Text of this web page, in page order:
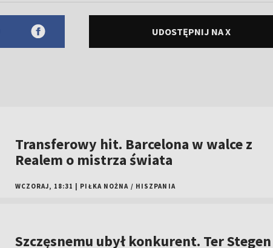
UDOSTĘPNIJ NA X
Transferowy hit. Barcelona w walce z
Realem o mistrza świata
WCZORAJ, 18:31 PIŁKA NOŻNA / HISZPANIA
Szczęsnemu ubył konkurent. Ter Stegen